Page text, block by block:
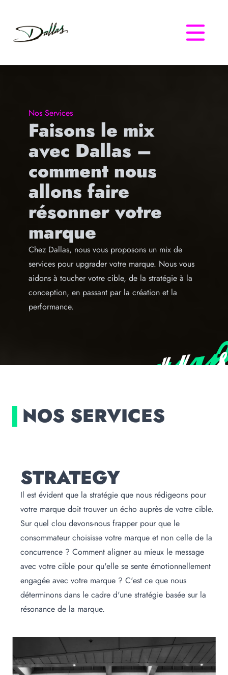
Nos Services
Faisons le mix
avec Dallas –
comment nous
allons faire
résonner votre
marque
Chez Dallas, nous vous proposons un mix de
services pour upgrader votre marque. Nous vous
aidons à toucher votre cible, de la stratégie à la
conception, en passant par la création et la
performance.
NOS SERVICES
STRATEGY
Il est évident que la stratégie que nous rédigeons pour
votre marque doit trouver un écho auprès de votre cible.
Sur quel clou devons-nous frapper pour que le
consommateur choisisse votre marque et non celle de la
concurrence ? Comment aligner au mieux le message
avec votre cible pour qu'elle se sente émotionnellement
engagée avec votre marque ? C'est ce que nous
déterminons dans le cadre d'une stratégie basée sur la
résonance de la marque.